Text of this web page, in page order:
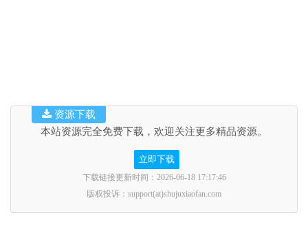
本站资源完全免费下载，欢迎关注更多精品资源。
立即下载
下载链接更新时间：2026-06-18 17:17:46
版权投诉：support(at)shujuxiaofan.com
资源下载